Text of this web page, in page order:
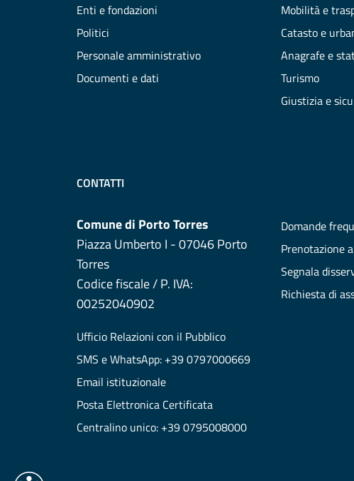
Enti e fondazioni
Politici
Personale amministrativo
Documenti e dati
Mobilità e
Catasto e
Anagrafe e
Turismo
Giustizia e
CONTATTI
Comune di Porto Torres
Piazza Umberto I - 07046 Porto
Torres
Codice fiscale / P. IVA:
00252040902
Ufficio Relazioni con il Pubblico
SMS e WhatsApp: +39 0797000669
Email istituzionale
Posta Elettronica Certificata
Centralino unico: +39 0795008000
Domande
Prenotazione
Segnala
Richiesta di